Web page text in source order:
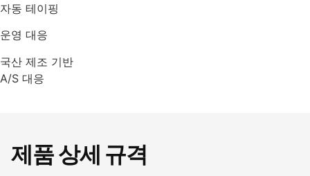
자동 테이핑
운영 대응
국산 제조 기반
A/S 대응
제품 상세 규격